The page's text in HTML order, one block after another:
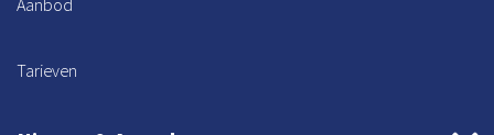
Tarieven